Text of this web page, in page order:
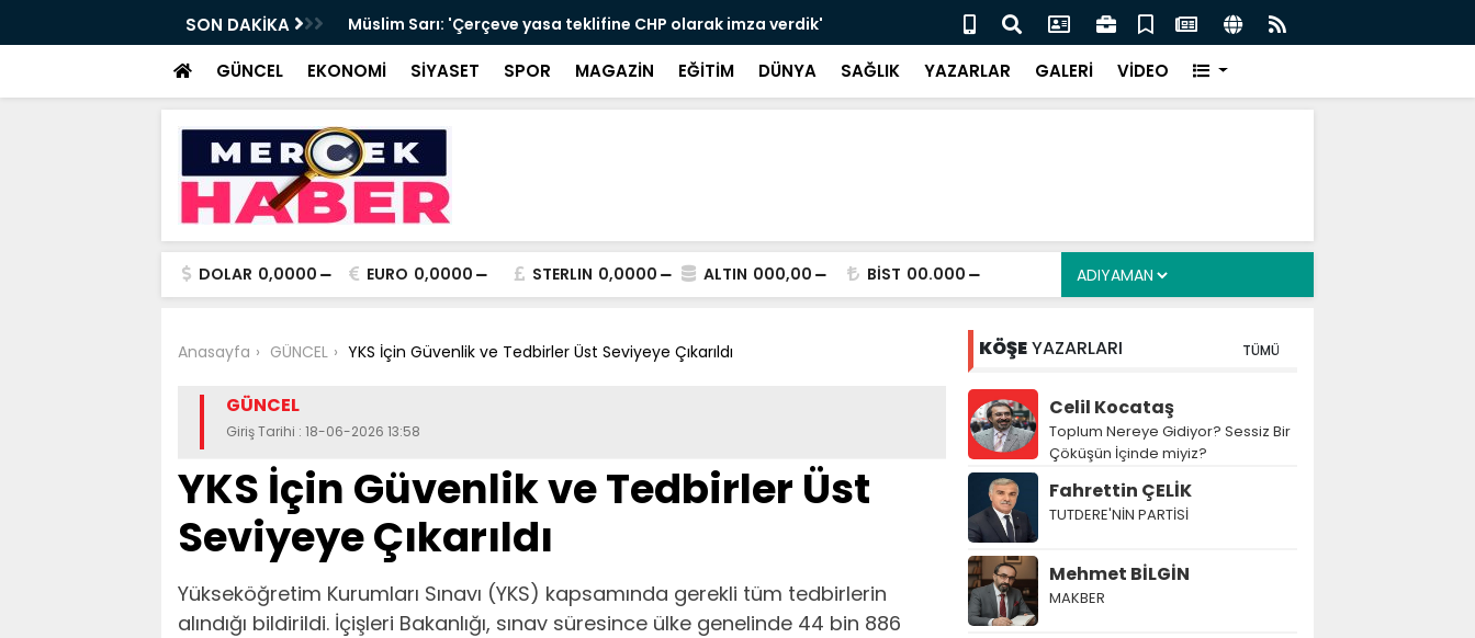
SON DAKİKA
teklifi: Düzenleme neler getiriyor? Müslim Sarı: 'Çerçeve yasa teklifine CHP olarak imza verdik'
Erdoğan'dan 'Millî Dayanışma ve Toplumsal Bütünleşme' teklifine
destek
GÜNCEL EKONOMİ SİYASET SPOR MAGAZİN EĞİTİM DÜNYA SAĞLIK YAZARLAR GALERİ VİDEO
DOLAR 0,0000 EURO 0,0000 STERLIN 0,0000 ALTIN 000,00 BİST 00.000
Anasayfa GÜNCEL YKS İçin Güvenlik ve Tedbirler Üst Seviyeye Çıkarıldı
GÜNCEL
Giriş Tarihi : 18-06-2026 13:58
YKS İçin Güvenlik ve Tedbirler Üst
Seviyeye Çıkarıldı
Yükseköğretim Kurumları Sınavı (YKS) kapsamında gerekli tüm tedbirlerin
alındığı bildirildi. İçişleri Bakanlığı, sınav süresince ülke genelinde 44 bin 886
KÖŞEYAZARLARI TÜMÜ
Celil Kocataş
Toplum Nereye Gidiyor? Sessiz Bir
Çöküşün İçinde miyiz?
Fahrettin ÇELİK
TUTDERE'NİN PARTİSİ
Mehmet BİLGİN
MAKBER